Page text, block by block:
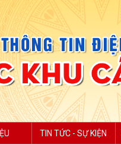
TIN TỨC - SỰ KIỆN